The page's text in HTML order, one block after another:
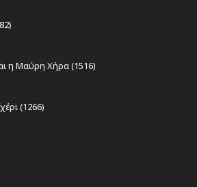
η Μαύρη Χήρα (1516)
(1266)